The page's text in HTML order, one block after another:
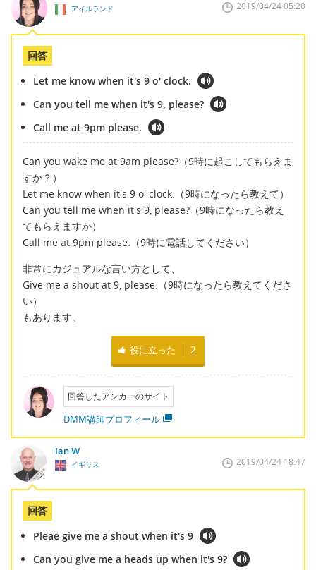
アイルランド 2019/04/24 05:20
回答
Let me know when it's 9 o' clock.
Can you tell me when it's 9, please?
Call me at 9pm please.
Can you wake me at 9am please?（9時に起こしてもらえま
すか？）
Let me know when it's 9 o' clock.（9時になったら教えて）
Can you tell me when it's 9, please?（9時になったら教え
てもらえますか）
Call me at 9pm please.（9時に電話してください）
非常にカジュアルな言い方として、
Give me a shout at 9, please.（9時になったら教えてくださ
い）
もあります。
役に立った 2
回答したアンカーのサイト
DMM講師プロフィール
Ian W
イギリス 2019/04/24 18:47
回答
Pleae give me a shout when it's 9
Can you give me a heads up when it's 9?